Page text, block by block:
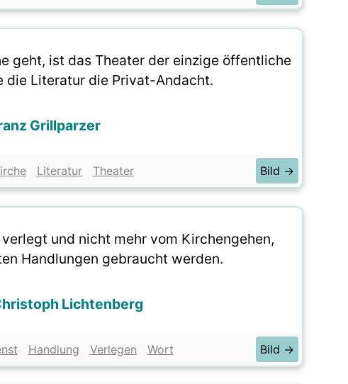
geht, ist das Theater der einzige öffentliche
die Literatur die Privat-Andacht.
Grillparzer
Literatur Theater Bild →
und nicht mehr vom Kirchengehen,
Handlungen gebraucht werden.
Lichtenberg
Handlung Verlegen Wort Bild →